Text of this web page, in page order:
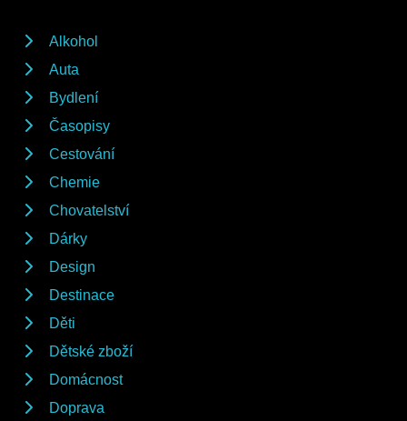
Alkohol
Auta
Bydlení
Časopisy
Cestování
Chemie
Chovatelství
Dárky
Design
Destinace
Děti
Dětské zboží
Domácnost
Doprava